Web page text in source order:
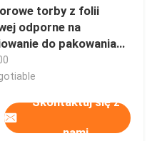
torby z folii
odporne na
do pakowania
elektronicznych
Skontaktuj się z
nami